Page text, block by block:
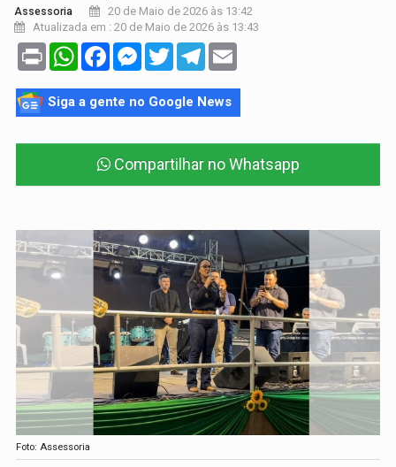
Assessoria
20 de Maio de 2026 às 13:42
Atualizada em : 20 de Maio de 2026 às 13:43
Print WhatsAppFacebookMessenger
TwitterTelegram
Siga a gente no Google News
Compartilhar no Whatsapp
Foto: Assessoria